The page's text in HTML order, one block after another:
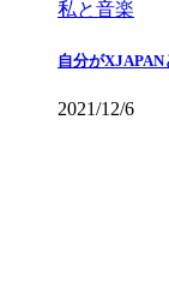
私と音楽
自分がXJAPAN
2021/12/6